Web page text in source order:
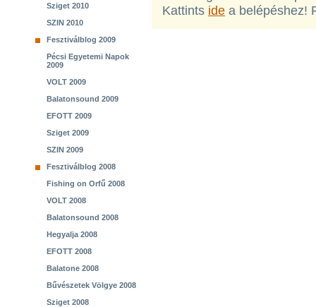
Sziget 2010
SZIN 2010
Fesztiválblog 2009
Pécsi Egyetemi Napok
2009
VOLT 2009
Balatonsound 2009
EFOTT 2009
Sziget 2009
SZIN 2009
Fesztiválblog 2008
Fishing on Orfű 2008
VOLT 2008
Balatonsound 2008
Hegyalja 2008
EFOTT 2008
Balatone 2008
Bűvészetek Völgye 2008
Sziget 2008
Kattints ide a belépéshez!